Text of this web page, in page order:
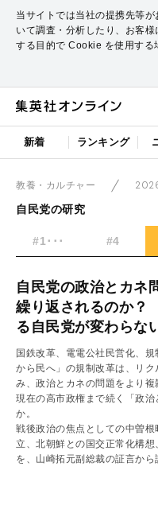
当サイトでは当社の提携先等
いて調査・分析したり、お客
する目的で Cookie を使用する
新着 ランキング
教養・カルチャー
自民党の研究
#1･･･ #4
自民党の政治とカネ
繰り返されるのか
る自民党が変わらな
国鉄改革、電電公社民営化、
から民へ」の規制改革は、リ
み、政治とカネの問題をより
現在の高市政権まで続く「政
か。
戦後政治の焦点としての中曽
立、北朝鮮との国交正常化構
を、山崎拓元副総裁の証言から